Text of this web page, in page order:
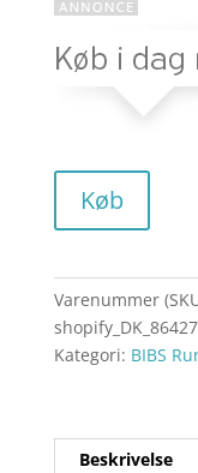
Køb
Varenummer
Kategori: BIBS
Beskrivelse